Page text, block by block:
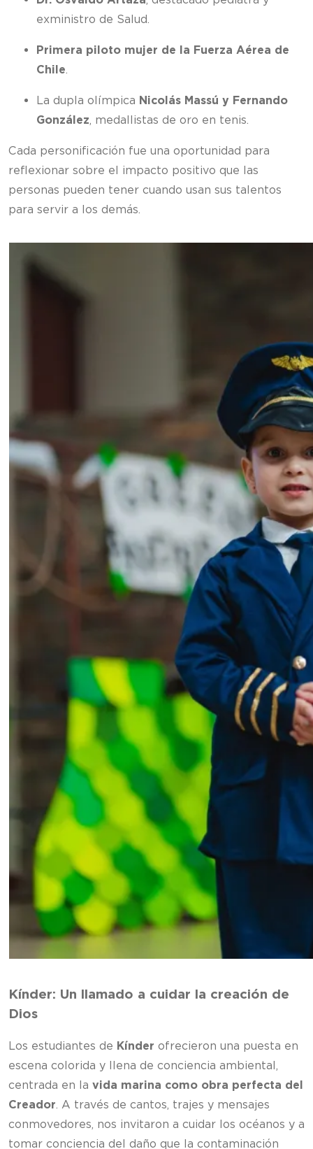
exministro de Salud.
Primera piloto mujer de la Fuerza Aérea de
Chile.
La dupla olímpica Nicolás Massú y Fernando
González, medallistas de oro en tenis.
Cada personificación fue una oportunidad para
reflexionar sobre el impacto positivo que las
personas pueden tener cuando usan sus talentos
para servir a los demás.
Kínder: Un llamado a cuidar la creación de
Dios
Los estudiantes de Kínder ofrecieron una puesta en
escena colorida y llena de conciencia ambiental,
centrada en la vida marina como obra perfecta del
Creador. A través de cantos, trajes y mensajes
conmovedores, nos invitaron a cuidar los océanos y a
tomar conciencia del daño que la contaminación